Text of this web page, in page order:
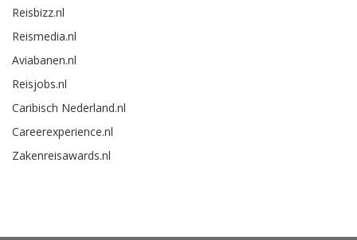
Reisbizz.nl
Reismedia.nl
Aviabanen.nl
Reisjobs.nl
Caribisch Nederland.nl
Careerexperience.nl
Zakenreisawards.nl